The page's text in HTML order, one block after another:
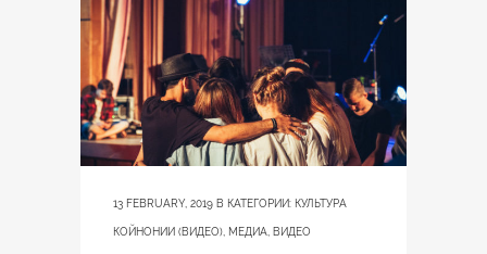
13 FEBRUARY, 2019 В КАТЕГОРИИ: КУЛЬТУРА
КОЙНОНИИ (ВИДЕО) МЕДИА ВИДЕО